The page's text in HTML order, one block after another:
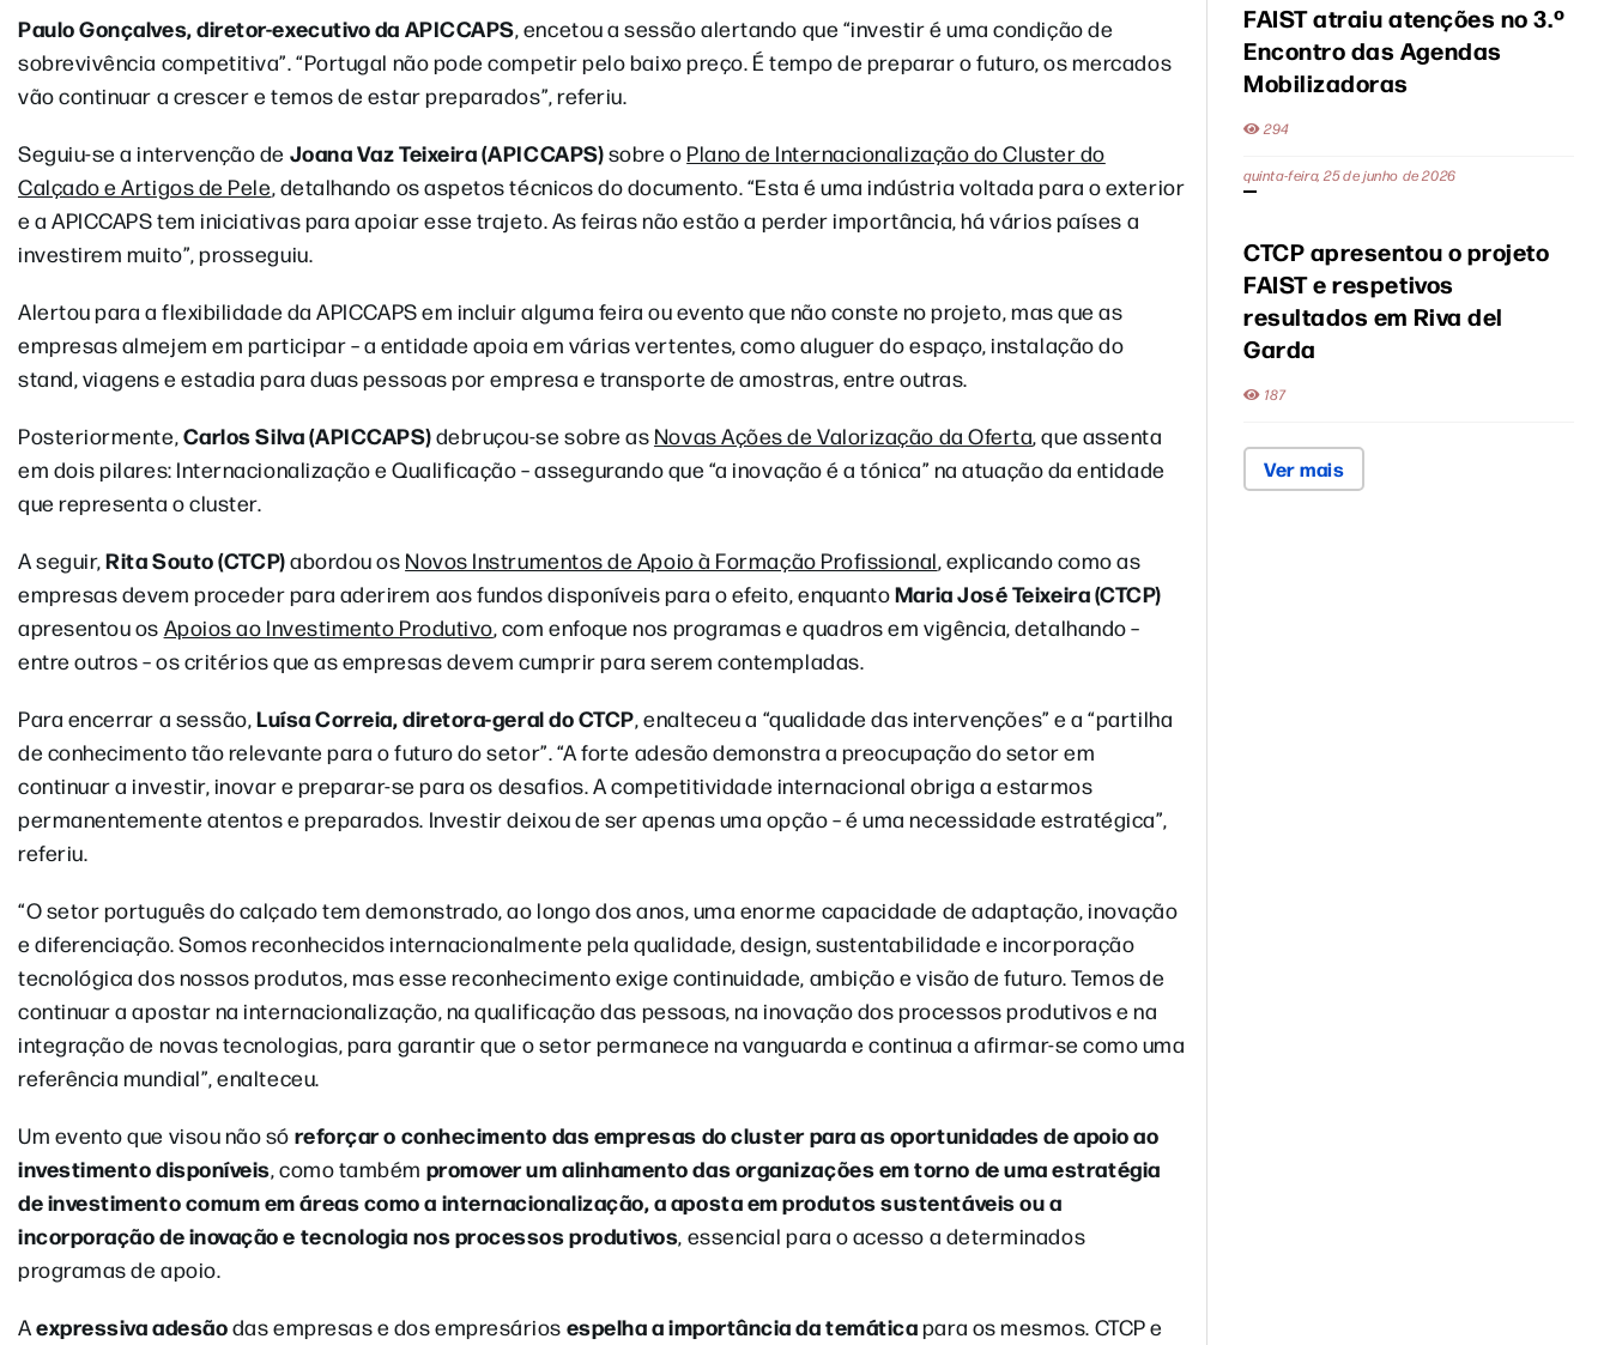
Paulo Gonçalves, diretor-executivo da APICCAPS, encetou a sessão alertando que “investir é uma condição de
sobrevivência competitiva”. “Portugal não pode competir pelo baixo preço. É tempo de preparar o futuro, os mercados
vão continuar a crescer e temos de estar preparados”, referiu.
Seguiu-se a intervenção de Joana Vaz Teixeira (APICCAPS)sobre o Plano de Internacionalização do Cluster do
Calçado e Artigos de Pele, detalhando os aspetos técnicos do documento. “Esta é uma indústria voltada para o exterior
e a APICCAPS tem iniciativas para apoiar esse trajeto. As feiras não estão a perder importância, há vários países a
investirem muito”, prosseguiu.
Alertou para a flexibilidade da APICCAPS em incluir alguma feira ou evento que não conste no projeto, mas que as
empresas almejem em participar – a entidade apoia em várias vertentes, como aluguer do espaço, instalação do
stand, viagens e estadia para duas pessoas por empresa e transporte de amostras, entre outras.
Posteriormente,Carlos Silva (APICCAPS)debruçou-se sobre as Novas Ações de Valorização da Oferta, que assenta
em dois pilares: Internacionalização e Qualificação – assegurando que “a inovação é a tónica” na atuação da entidade
que representa o cluster.
A seguir,Rita Souto (CTCP)abordou os Novos Instrumentos de Apoio à Formação Profissional, explicando como as
empresas devem proceder para aderirem aos fundos disponíveis para o efeito, enquantoMaria José Teixeira (CTCP)
apresentou os Apoios ao Investimento Produtivo, com enfoque nos programas e quadros em vigência, detalhando –
entre outros – os critérios que as empresas devem cumprir para serem contempladas.
Para encerrar a sessão,Luísa Correia, diretora-geral do CTCP, enalteceu a “qualidade das intervenções” e a “partilha
de conhecimento tão relevante para o futuro do setor”. “A forte adesão demonstra a preocupação do setor em
continuar a investir, inovar e preparar-se para os desafios. A competitividade internacional obriga a estarmos
permanentemente atentos e preparados. Investir deixou de ser apenas uma opção – é uma necessidade estratégica”,
referiu.
“O setor português do calçado tem demonstrado, ao longo dos anos, uma enorme capacidade de adaptação, inovação
e diferenciação. Somos reconhecidos internacionalmente pela qualidade, design, sustentabilidade e incorporação
tecnológica dos nossos produtos, mas esse reconhecimento exige continuidade, ambição e visão de futuro. Temos de
continuar a apostar na internacionalização, na qualificação das pessoas, na inovação dos processos produtivos e na
integração de novas tecnologias, para garantir que o setor permanece na vanguarda e continua a afirmar-se como uma
referência mundial”, enalteceu.
Um evento que visou não só reforçar o conhecimento das empresas do cluster para as oportunidades de apoio ao
investimento disponíveis, como também promover um alinhamento das organizações em torno de uma estratégia
de investimento comum em áreas como a internacionalização, a aposta em produtos sustentáveis ou a
incorporação de inovação e tecnologia nos processos produtivos, essencial para o acesso a determinados
programas de apoio.
Aexpressiva adesãodas empresas e dos empresários espelha a importância da temáticapara os mesmos. CTCP e
FAIST atraiu atenções no 3.º
Encontro das Agendas
Mobilizadoras
294
quinta-feira, 25 de junho de 2026
CTCP apresentou o projeto
FAIST e respetivos
resultados em Riva del
Garda
187
Ver mais